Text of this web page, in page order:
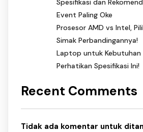
Spesifikasi dan
Event Paling Oke
Prosesor AMD vs Intel,
Simak Perbandingannya!
Laptop untuk Kebutuhan
Perhatikan Spesifikasi Ini!
Recent Comments
Tidak ada komentar untuk